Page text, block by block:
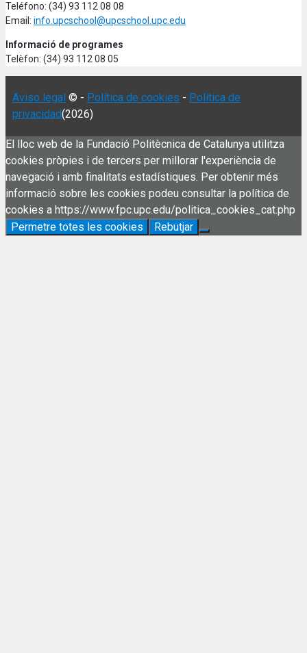
Teléfono: (34) 93 112 08 08
Email: info.upcschool@upcschool.upc.edu
Informació de programes
Telèfon: (34) 93 112 08 05
Aviso legal © - Política de cookies - Política de
privacidad(2026)
El lloc web de la Fundació Politècnica de Catalunya utilitza
cookies pròpies i de tercers per millorar l'experiència de
navegació i amb finalitats estadístiques. Per obtenir més
informació sobre les cookies podeu consultar la política de
cookies a https://www.fpc.upc.edu/politica_cookies_cat.php
Permetre totes les cookies
Rebutjar